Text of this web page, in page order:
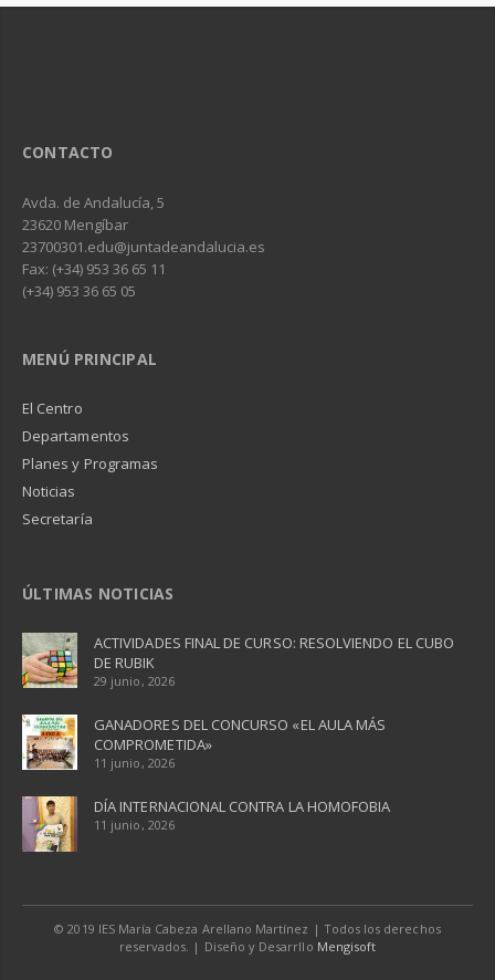
CONTACTO
Avda. de Andalucía, 5
23620 Mengíbar
23700301.edu@juntadeandalucia.es
Fax: (+34) 953 36 65 11
(+34) 953 36 65 05
MENÚ PRINCIPAL
El Centro
Departamentos
Planes y Programas
Noticias
Secretaría
ÚLTIMAS NOTICIAS
ACTIVIDADES FINAL DE CURSO: RESOLVIENDO EL CUBO
DE RUBIK
29 junio, 2026
GANADORES DEL CONCURSO «EL AULA MÁS
COMPROMETIDA»
11 junio, 2026
DÍA INTERNACIONAL CONTRA LA HOMOFOBIA
11 junio, 2026
© 2019 IES María Cabeza Arellano Martínez | Todos los derechos
reservados. | Diseño y Desarrllo Mengisoft